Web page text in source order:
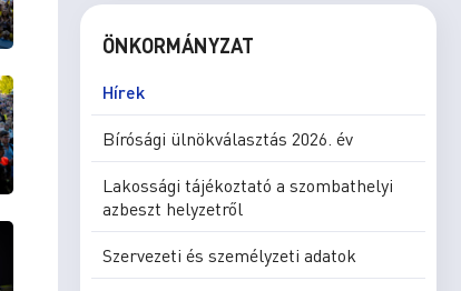
ÖNKORMÁNYZAT
Hírek
Bírósági ülnökválasztás 2026. év
Lakossági tájékoztató a szombathelyi
azbeszt helyzetről
Szervezeti és személyzeti adatok